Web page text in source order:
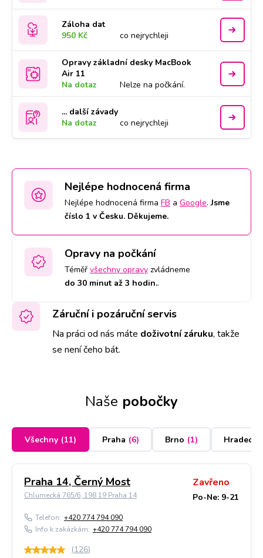
Záloha dat
950 Kč
co nejrychleji
Opravy základní desky MacBook
Air 11
Na dotaz
Nelze na počkání.
... další závady
Na dotaz
co nejrychleji
Nejlépe hodnocená firma
Nejlépe hodnocená firma FB a Google.Jsme
číslo 1 v Česku. Děkujeme.
Opravy na počkání
Téměř všechny opravy zvládneme
do 30 minut až 3 hodin..
Záruční i pozáruční servis
Na práci od nás máte doživotní záruku, takže
se není čeho bát.
Naše pobočky
Všechny (11) Praha (6) Brno (1) Hradec
Praha 14, Černý Most
Chlumecká 765/6, 198 19 Praha 14
Zavřeno
Po-Ne: 9-21
Telefon: +420 774 794 090
Info k zakázkám: +420 774 794 090
(126)